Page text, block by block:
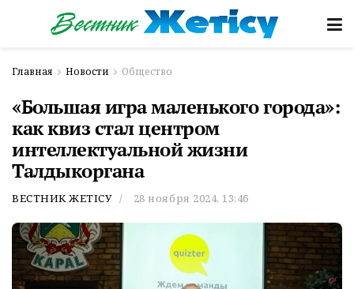
Главная Новости Общество
«Большая игра маленького города»:
как квиз стал центром
интеллектуальной жизни
Талдыкоргана
ВЕСТНИК ЖЕТІСУ 28 ноября 2024, 13:46